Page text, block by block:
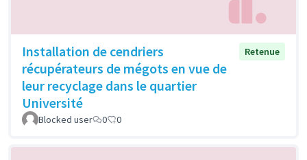
Installation de cendriers
récupérateurs de mégots en vue de
leur recyclage dans le quartier
Université
Retenue
Blocked user 0 0